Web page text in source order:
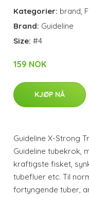
Kategorier: brand,
Brand: Guideline
Size: #4
159 NOK
KJØP NÅ
Guideline X-Strong
Guideline tubekrok,
kraftigste fisket,
tubefluer etc. Til
fortyngende tuber,